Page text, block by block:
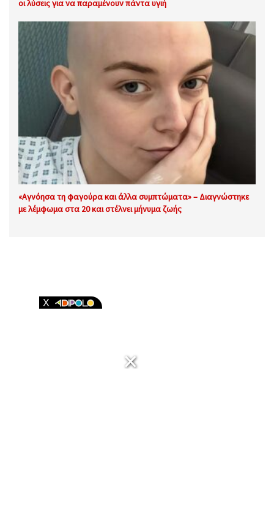
οι λύσεις για να παραμένουν πάντα υγιή
«Αγνόησα τη φαγούρα και άλλα συμπτώματα» – Διαγνώστηκε
με λέμφωμα στα 20 και στέλνει μήνυμα ζωής